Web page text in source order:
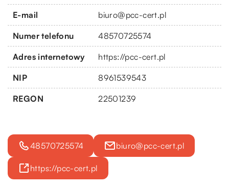
E-mail biuro@pcc-cert.pl
Numer telefonu 48570725574
Adres internetowy https://pcc-cert.pl
NIP 8961539543
REGON 22501239
48570725574 biuro@pcc-cert.pl
https://pcc-cert.pl